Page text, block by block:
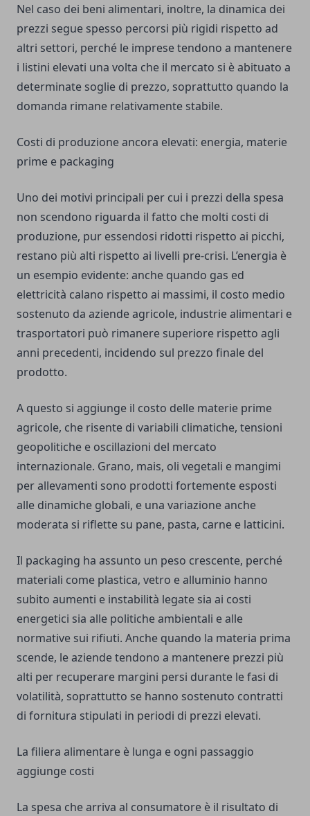
Nel caso dei beni alimentari, inoltre, la dinamica dei
prezzi segue spesso percorsi più rigidi rispetto ad
altri settori, perché le imprese tendono a mantenere
i listini elevati una volta che il mercato si è abituato a
determinate soglie di prezzo, soprattutto quando la
domanda rimane relativamente stabile.
Costi di produzione ancora elevati: energia, materie
prime e packaging
Uno dei motivi principali per cui i prezzi della spesa
non scendono riguarda il fatto che molti costi di
produzione, pur essendosi ridotti rispetto ai picchi,
restano più alti rispetto ai livelli pre-crisi. L’energia è
un esempio evidente: anche quando gas ed
elettricità calano rispetto ai massimi, il costo medio
sostenuto da aziende agricole, industrie alimentari e
trasportatori può rimanere superiore rispetto agli
anni precedenti, incidendo sul prezzo finale del
prodotto.
A questo si aggiunge il costo delle materie prime
agricole, che risente di variabili climatiche, tensioni
geopolitiche e oscillazioni del mercato
internazionale. Grano, mais, oli vegetali e mangimi
per allevamenti sono prodotti fortemente esposti
alle dinamiche globali, e una variazione anche
moderata si riflette su pane, pasta, carne e latticini.
Il packaging ha assunto un peso crescente, perché
materiali come plastica, vetro e alluminio hanno
subito aumenti e instabilità legate sia ai costi
energetici sia alle politiche ambientali e alle
normative sui rifiuti. Anche quando la materia prima
scende, le aziende tendono a mantenere prezzi più
alti per recuperare margini persi durante le fasi di
volatilità, soprattutto se hanno sostenuto contratti
di fornitura stipulati in periodi di prezzi elevati.
La filiera alimentare è lunga e ogni passaggio
aggiunge costi
La spesa che arriva al consumatore è il risultato di